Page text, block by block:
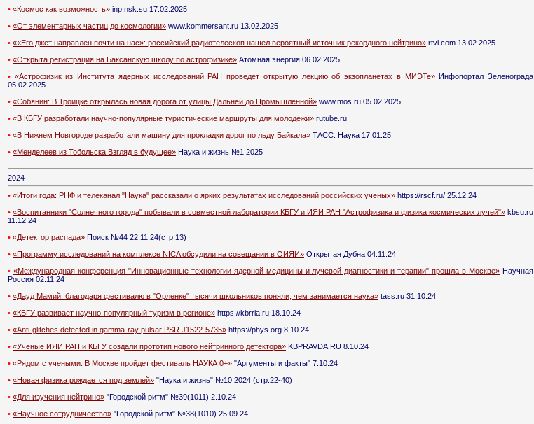
• «Космос как возможность» inp.nsk.su 17.02.2025
• «От элементарных частиц до космологии» www.kommersant.ru 13.02.2025
• ««Его джет направлен почти на нас»: российский радиотелескоп нашел вероятный источник рекордного нейтрино» rtvi.com 13.02.2025
• «Открыта регистрация на Баксанскую школу по астрофизике» Атомная энергия 06.02.2025
• «Астрофизик из Института ядерных исследований РАН проведет открытую лекцию об экзопланетах в МИЭТе»Инфопортал Зеленограда
05.02.2025
• «Собянин: В Троицке открылась новая дорога от улицы Дальней до Промышленной» www.mos.ru 05.02.2025
• «В КБГУ разработали научно-популярные туристические маршруты для молодежи» rutube.ru
• «В Нижнем Новгороде разработали машину для прокладки дорог по льду Байкала» ТАСС. Наука 17.01.25
• «Менделеев из Тобольска.Взгляд в будущее» Наука и жизнь №1 2025
2024
• «Итоги года: РНФ и телеканал "Наука" рассказали о ярких результатах исследований российских ученых» https://rscf.ru/ 25.12.24
• «Воспитанники "Солнечного города" побывали в совместной лаборатории КБГУ и ИЯИ РАН "Астрофизика и физика космических лучей"» kbsu.ru
11.12.24
• «Детектор распада» Поиск №44 22.11.24(стр.13)
• «Программу исследований на комплексе NICA обсудили на совещании в ОИЯИ» Открытая Дубна 04.11.24
• «Международная конференция "Инновационные технологии ядерной медицины и лучевой диагностики и терапии" прошла в Москве» Научная
Россия 02.11.24
• «Дауд Мамий: благодаря фестивалю в "Орленке" тысячи школьников поняли, чем занимается наука» tass.ru 31.10.24
• «КБГУ развивает научно-популярный туризм в регионе» https://kbrria.ru 18.10.24
• «Anti-glitches detected in gamma-ray pulsar PSR J1522-5735» https://phys.org 8.10.24
• «Ученые ИЯИ РАН и КБГУ создали прототип нового нейтринного детектора» KBPRAVDA.RU 8.10.24
• «Рядом с учеными. В Москве пройдет фестиваль НАУКА 0+» "Аргументы и факты" 7.10.24
• «Новая физика рождается под землей» "Наука и жизнь" №10 2024 (стр.22-40)
• «Для изучения нейтрино» "Городской ритм" №39(1011) 2.10.24
• «Научное сотрудничество» "Городской ритм" №38(1010) 25.09.24